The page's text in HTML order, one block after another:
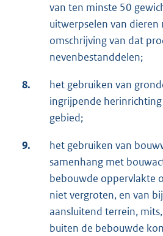
van ten minste 50
uitwerpselen van dieren
omschrijving van dat
nevenbestanddelen;
8.
het gebruiken van
ingrijpende
gebied;
9.
het gebruiken van
samenhang met
bebouwde oppervlakte
niet vergroten, en van
aansluitend terrein,
buiten de bebouwde